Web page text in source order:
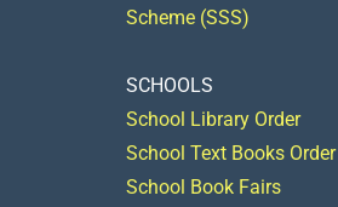
Scheme (SSS)
SCHOOLS
School Library Order
School Text Books Order
School Book Fairs